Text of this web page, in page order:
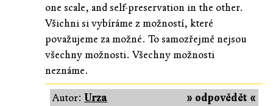
one scale, and self-preservation in the other.
Všichni si vybíráme z možností, které
považujeme za možné. To samozřejmě nejsou
všechny možnosti. Všechny možnosti
neznáme.
» odpovědět «
Autor:Urza